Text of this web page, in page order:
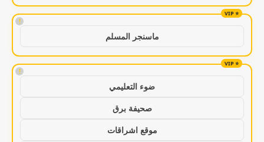
!
ماسنجر المسلم
!
ضوء التعليمي
صحيفة برق
موقع اشراقات